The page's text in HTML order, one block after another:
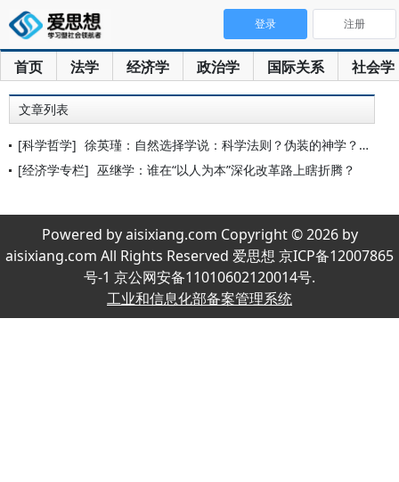
首页 法学 经济学 政治学 国际关系 社会学
登录 注册
文章列表
[科学哲学] 徐英瑾：自然选择学说：科学法则？伪装的神学？历史叙事？
[经济学专栏] 巫继学：谁在“以人为本”深化改革路上瞎折腾？
Powered by aisixiang.com Copyright © 2026 by
aisixiang.com All Rights Reserved 爱思想 京ICP备12007865
号-1 京公网安备11010602120014号.
工业和信息化部备案管理系统